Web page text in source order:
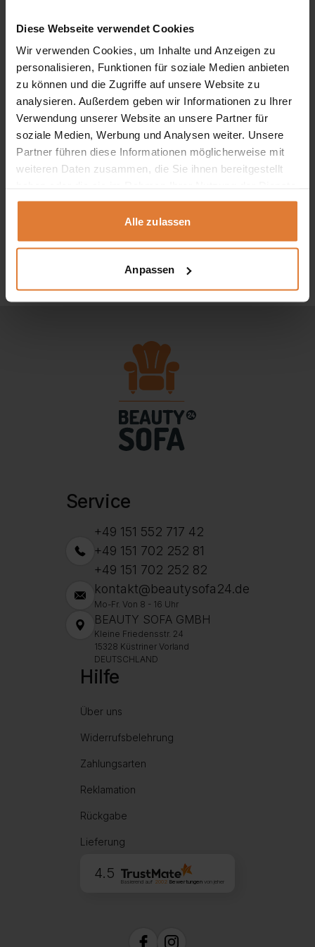
Diese Webseite verwendet Cookies
Wir verwenden Cookies, um Inhalte und Anzeigen zu
personalisieren, Funktionen für soziale Medien anbieten
zu können und die Zugriffe auf unsere Website zu
analysieren. Außerdem geben wir Informationen zu Ihrer
Verwendung unserer Website an unsere Partner für
soziale Medien, Werbung und Analysen weiter. Unsere
Partner führen diese Informationen möglicherweise mit
weiteren Daten zusammen, die Sie ihnen bereitgestellt
gesammelt haben.
Alle zulassen
Anpassen
109,00€
Alle 3 Ergebnisse werden angezeigt
sortiert
Service
+49 151 552 717 42
+49 151 702 252 81
+49 151 702 252 82
kontakt@beautysofa24.de
Mo-Fr. Von 8 - 16 Uhr
BEAUTY SOFA GMBH
Kleine Friedensstr. 24
15328 Küstriner Vorland
DEUTSCHLAND
Hilfe
Über uns
Widerrufsbelehrung
Zahlungsarten
Reklamation
Rückgabe
Lieferung
4.5
Basierend auf 2002Bewertungen von jeher